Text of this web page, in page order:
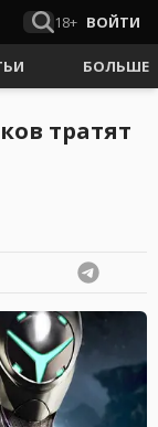
18+ ВОЙТИ
БОЛЬШЕ
тратят